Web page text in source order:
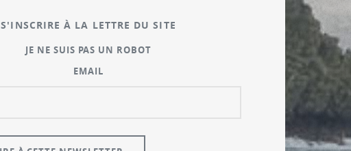
S'INSCRIRE À LA LETTRE DU SITE
JE NE SUIS PAS UN ROBOT
EMAIL